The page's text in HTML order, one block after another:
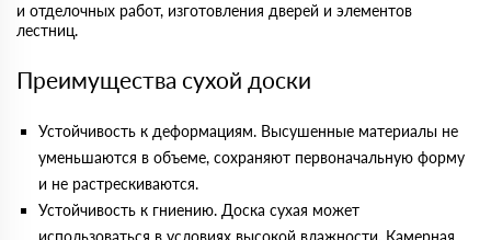
и отделочных работ, изготовления дверей и элементов
лестниц.
Преимущества сухой доски
Устойчивость к деформациям. Высушенные материалы не
уменьшаются в объеме, сохраняют первоначальную форму
и не растрескиваются.
Устойчивость к гниению. Доска сухая может
использоваться в условиях высокой влажности. Камерная